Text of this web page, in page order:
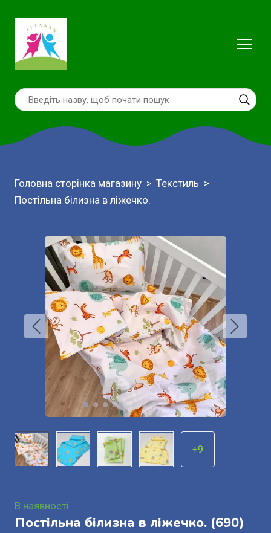
Головна сторінка магазину
Текстиль
Постільна білизна в ліжечко.
+9
В наявності
Постільна білизна в ліжечко. (690)